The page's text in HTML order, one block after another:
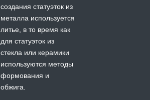
создания статуэток из
металла используется
литье, в то время как
для статуэток из
стекла или керамики
используются методы
формования и
обжига.